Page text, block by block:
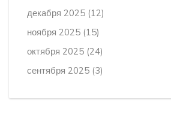
декабря 2025 (12)
ноября 2025 (15)
октября 2025 (24)
сентября 2025 (3)